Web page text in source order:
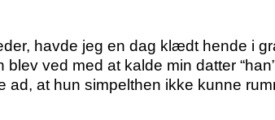
havde jeg en dag klædt hende i
ved med at kalde min datter
at hun simpelthen ikke kunne